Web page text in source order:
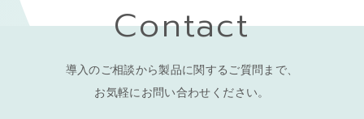
Contact
導入のご相談から製品に関するご質問まで、
お気軽にお問い合わせください。